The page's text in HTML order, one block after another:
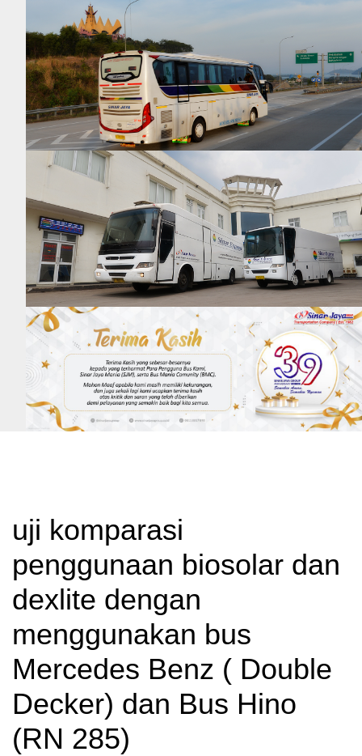
uji komparasi
penggunaan biosolar dan
dexlite dengan
menggunakan bus
Mercedes Benz ( Double
Decker) dan Bus Hino
(RN 285)